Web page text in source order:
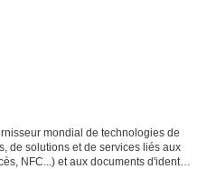
mondial de technologies de
de solutions et de services liés aux
NFC...) et aux documents d'identité